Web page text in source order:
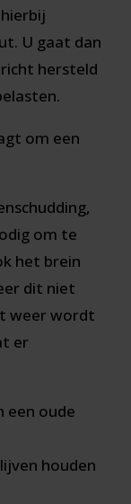
U gaat dan
hersteld
om een
om te
het brein
dit niet
weer wordt
er
een oude
houden